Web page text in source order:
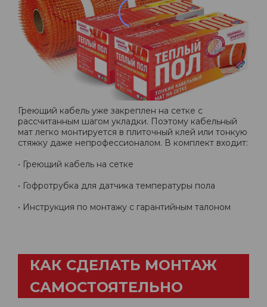
Греющий кабель уже закреплен на сетке с
рассчитанным шагом укладки. Поэтому кабельный
мат легко монтируется в плиточный клей или тонкую
стяжку даже непрофессионалом. В комплект входит:
• Греющий кабель на сетке
• Гофротрубка для датчика температуры пола
• Инструкция по монтажу с гарантийным талоном
КАК СДЕЛАТЬ МОНТАЖ
САМОСТОЯТЕЛЬНО